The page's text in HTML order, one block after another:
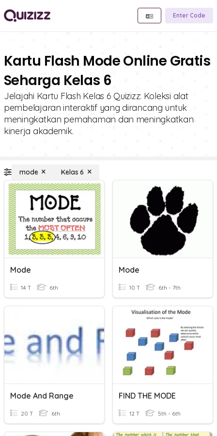
Enter Code
Kartu Flash Mode Online Gratis
Seharga Kelas 6
Jelajahi Kartu Flash Kelas 6 Quizizz: Koleksi alat
pembelajaran interaktif yang dirancang untuk
meningkatkan pemahaman dan meningkatkan
kinerja akademik.
mode Kelas 6
Mode
14 T 6th
Mode
10 T 6th - 7th
Mode And Range
20 T 6th
FIND THE MODE
12 T 5th - 6th